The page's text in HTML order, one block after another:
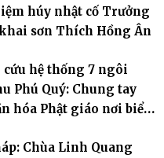
húy nhật cố Trưởng
sơn Thích Hồng Ân
cứu hệ thống 7 ngôi
Phú Quý: Chung tay
hóa Phật giáo nơi biển
Chùa Linh Quang